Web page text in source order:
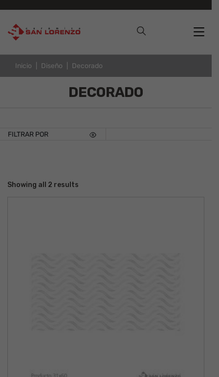
Inicio Diseño Decorado
DECORADO
FILTRAR POR
Showing all 2 results